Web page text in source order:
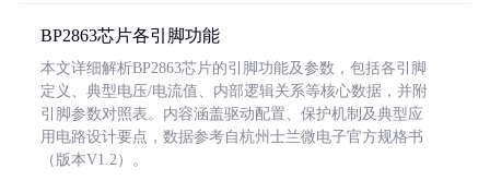
BP2863芯片各引脚功能
本文详细解析BP2863芯片的引脚功能及参数，包括各引脚
定义、典型电压/电流值、内部逻辑关系等核心数据，并附
引脚参数对照表。内容涵盖驱动配置、保护机制及典型应
用电路设计要点，数据参考自杭州士兰微电子官方规格书
（版本V1.2）。